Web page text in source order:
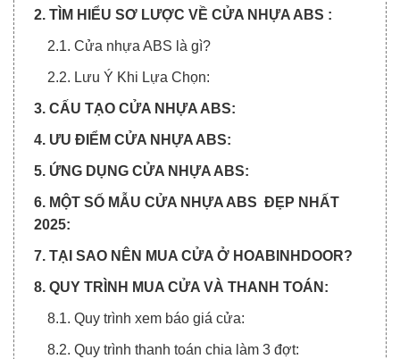
2. TÌM HIỂU SƠ LƯỢC VỀ CỬA NHỰA ABS :
2.1. Cửa nhựa ABS là gì?
2.2. Lưu Ý Khi Lựa Chọn:
3. CẤU TẠO CỬA NHỰA ABS:
4. ƯU ĐIỂM CỬA NHỰA ABS:
5. ỨNG DỤNG CỬA NHỰA ABS:
6. MỘT SỐ MẪU CỬA NHỰA ABS ĐẸP NHẤT
2025:
7. TẠI SAO NÊN MUA CỬA Ở HOABINHDOOR?
8. QUY TRÌNH MUA CỬA VÀ THANH TOÁN:
8.1. Quy trình xem báo giá cửa:
8.2. Quy trình thanh toán chia làm 3 đợt: